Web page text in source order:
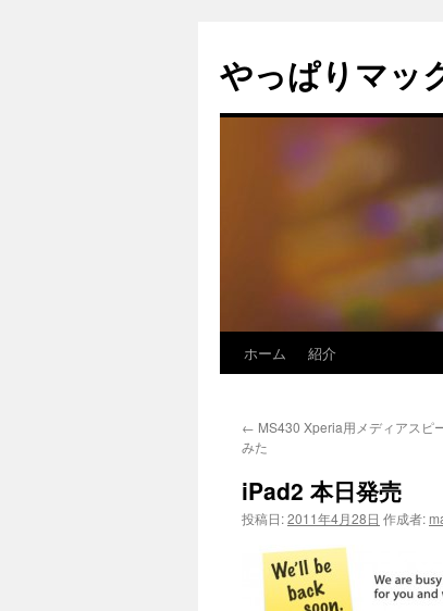
テ
ン
やっぱりマッ
ホーム 紹介
← MS430 Xperia用メディアスピ
みた
iPad2 本日発売
投稿日:2011年4月28日 作成者: